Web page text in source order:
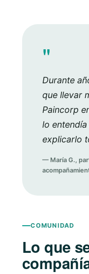
"
Durante
que llevar
Paincorp
lo
explicarlo
— María G.,
COMUNIDAD
Lo que